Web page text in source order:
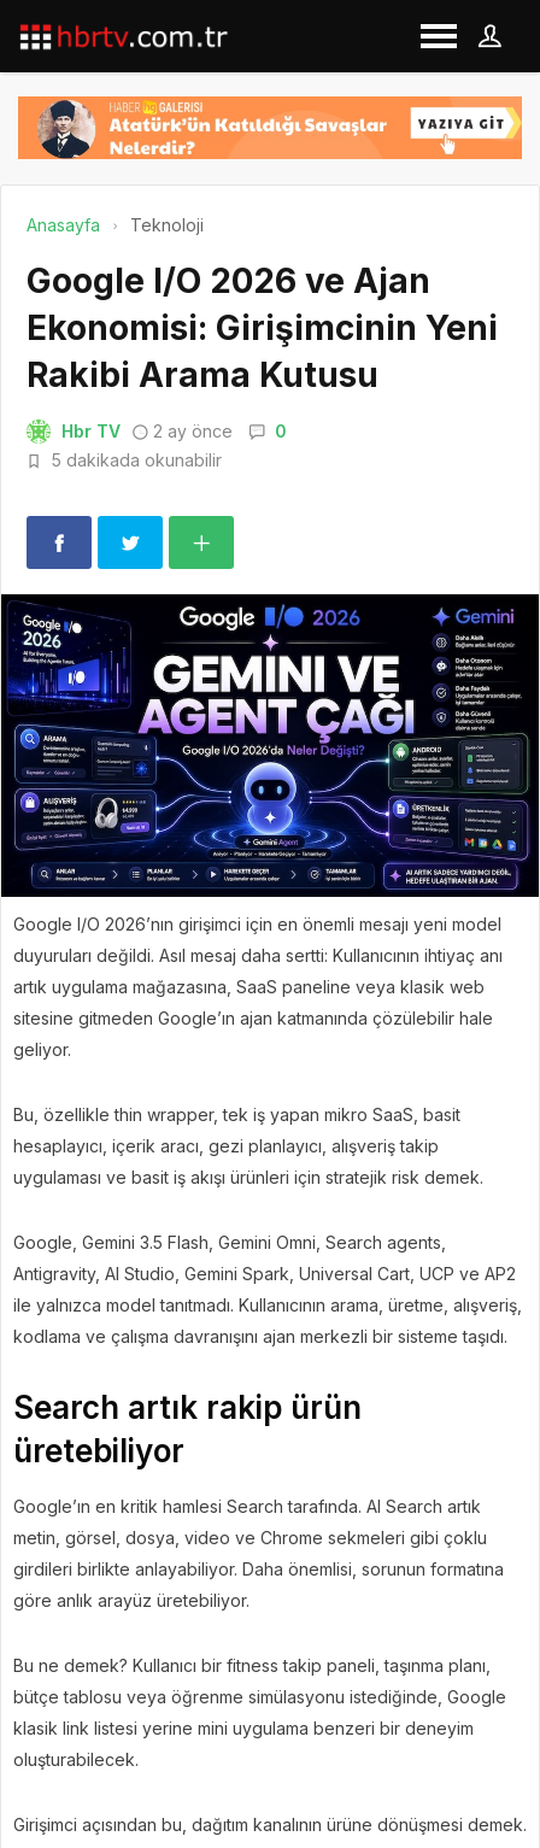
Anasayfa Teknoloji
Google I/O 2026 ve Ajan
Ekonomisi: Girişimcinin Yeni
Rakibi Arama Kutusu
Hbr TV 2 ay önce
0
5 dakikada okunabilir
Google I/O 2026’nın girişimci için en önemli mesajı yeni model
duyuruları değildi. Asıl mesaj daha sertti: Kullanıcının ihtiyaç anı
artık uygulama mağazasına, SaaS paneline veya klasik web
sitesine gitmeden Google’ın ajan katmanında çözülebilir hale
geliyor.
Bu, özellikle thin wrapper, tek iş yapan mikro SaaS, basit
hesaplayıcı, içerik aracı, gezi planlayıcı, alışveriş takip
uygulaması ve basit iş akışı ürünleri için stratejik risk demek.
Google, Gemini 3.5 Flash, Gemini Omni, Search agents,
Antigravity, AI Studio, Gemini Spark, Universal Cart, UCP ve AP2
ile yalnızca model tanıtmadı. Kullanıcının arama, üretme, alışveriş,
kodlama ve çalışma davranışını ajan merkezli bir sisteme taşıdı.
Search artık rakip ürün
üretebiliyor
Google’ın en kritik hamlesi Search tarafında. AI Search artık
metin, görsel, dosya, video ve Chrome sekmeleri gibi çoklu
girdileri birlikte anlayabiliyor. Daha önemlisi, sorunun formatına
göre anlık arayüz üretebiliyor.
Bu ne demek? Kullanıcı bir fitness takip paneli, taşınma planı,
bütçe tablosu veya öğrenme simülasyonu istediğinde, Google
klasik link listesi yerine mini uygulama benzeri bir deneyim
oluşturabilecek.
Girişimci açısından bu, dağıtım kanalının ürüne dönüşmesi demek.